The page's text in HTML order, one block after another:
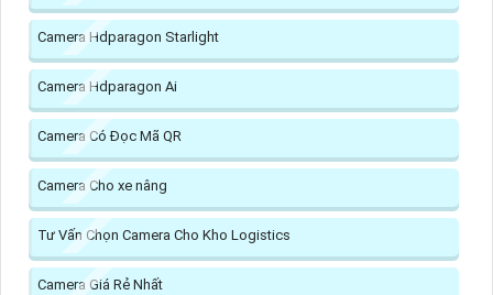
Camera Hdparagon Starlight
Camera Hdparagon Ai
Camera Có Đọc Mã QR
Camera Cho xe nâng
Tư Vấn Chọn Camera Cho Kho Logistics
Camera Giá Rẻ Nhất